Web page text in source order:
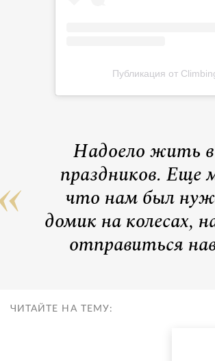
Публикация от
Надоело жить
праздников.
что нам был
домик на колесах,
отправиться
ЧИТАЙТЕ НА ТЕМУ: